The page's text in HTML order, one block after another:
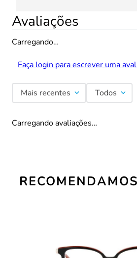
Avaliações
Carregando…
Faça login para escrever uma
Mais recentes Todos
Carregando avaliações…